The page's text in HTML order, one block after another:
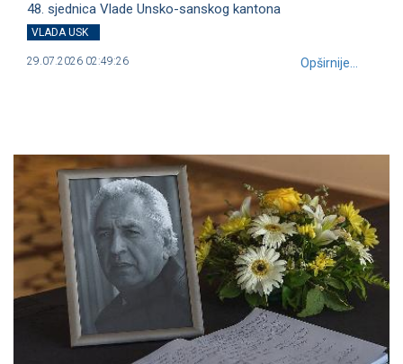
48. sjednica Vlade Unsko-sanskog kantona
VLADA USK
29.07.2026 02:49:26 Opširnije...